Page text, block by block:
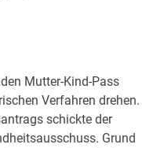
Mutter-Kind-Pass
Verfahren drehen.
schickte der
Grund